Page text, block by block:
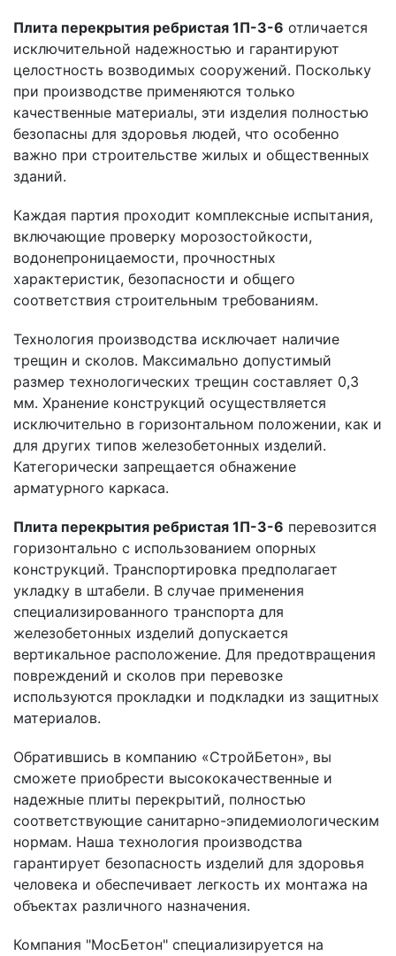
Плита перекрытия ребристая 1П-3-6 отличается
исключительной надежностью и гарантируют
целостность возводимых сооружений. Поскольку
при производстве применяются только
качественные материалы, эти изделия полностью
безопасны для здоровья людей, что особенно
важно при строительстве жилых и общественных
зданий.
Каждая партия проходит комплексные испытания,
включающие проверку морозостойкости,
водонепроницаемости, прочностных
характеристик, безопасности и общего
соответствия строительным требованиям.
Технология производства исключает наличие
трещин и сколов. Максимально допустимый
размер технологических трещин составляет 0,3
мм. Хранение конструкций осуществляется
исключительно в горизонтальном положении, как и
для других типов железобетонных изделий.
Категорически запрещается обнажение
арматурного каркаса.
Плита перекрытия ребристая 1П-3-6 перевозится
горизонтально с использованием опорных
конструкций. Транспортировка предполагает
укладку в штабели. В случае применения
специализированного транспорта для
железобетонных изделий допускается
вертикальное расположение. Для предотвращения
повреждений и сколов при перевозке
используются прокладки и подкладки из защитных
материалов.
Обратившись в компанию «СтройБетон», вы
сможете приобрести высококачественные и
надежные плиты перекрытий, полностью
соответствующие санитарно-эпидемиологическим
нормам. Наша технология производства
гарантирует безопасность изделий для здоровья
человека и обеспечивает легкость их монтажа на
объектах различного назначения.
Компания "МосБетон" специализируется на